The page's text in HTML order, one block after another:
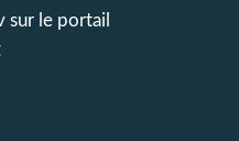
sur le portail